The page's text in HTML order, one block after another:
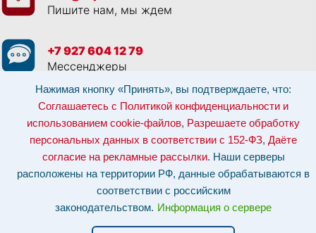
Нажимая кнопку «Принять», вы подтверждаете, что:
Соглашаетесь с Политикой конфиденциальности и
использованием cookie-файлов, Разрешаете обработку
персональных данных в соответствии с 152-ФЗ, Даёте
согласие на рекламные рассылки. Наши серверы
расположены на территории РФ, данные обрабатываются в
соответствии с российским
законодательством. Информация о сервере
Пишите нам, мы ждем
+7 927 604 12 79
Мессенджеры
Просматривая данный веб сайт, и обращаясь к нам, вы:Соглашаетесь с
Политикой конфиденциальности и использованием cookie-файлов
Разрешаете обработку персональных данных в соответствии с 152-ФЗ,
Отозвать согласие на обработку персональных данных: по эл-почте:
info@tvpolimer.ru| по телефону8 800 551 30 80
Наши серверы расположены на территории РФ, данные обрабатываются в
соответствии с российским законодательством.Информация о сервере и